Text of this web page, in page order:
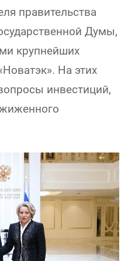
правительства
Думы,
крупнейших
На этих
инвестиций,